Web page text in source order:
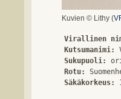
Kuvien © Lithy (
Virallinen
Kutsumanimi:
Sukupuoli:
Rotu:
Säkäkorkeus: